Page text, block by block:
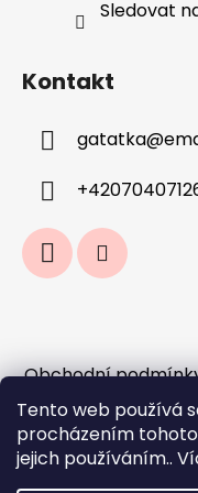
Tento web používá
procházením
jejich používáním..
Sledovat
Kontakt
gatatka@
Obchodní
Jak fungují
objednávek?